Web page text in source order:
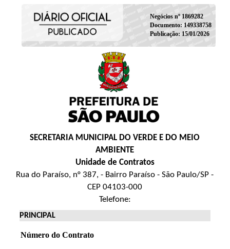
Negócios nº 1869282
Documento: 149338758
Publicação: 15/01/2026
SECRETARIA MUNICIPAL DO VERDE E DO MEIO
AMBIENTE
Unidade de Contratos
Rua do Paraíso, n° 387, - Bairro Paraíso - São Paulo/SP -
CEP 04103-000
Telefone:
PRINCIPAL
Número do Contrato